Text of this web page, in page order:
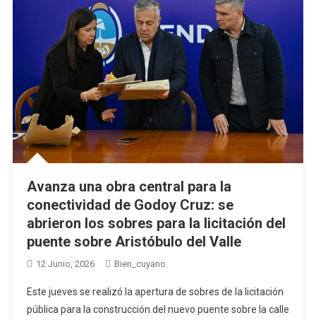
Avanza una obra central para la
conectividad de Godoy Cruz: se
abrieron los sobres para la licitación del
puente sobre Aristóbulo del Valle
12 Junio, 2026 Bien_cuyano
Este jueves se realizó la apertura de sobres de la licitación
pública para la construcción del nuevo puente sobre la calle